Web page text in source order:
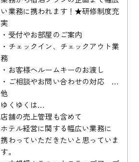
い業務に携われます！★研修制度充
実
・受付やお部屋のご案内
・チェックイン、チェックアウト業
務
・お客様へルームキーのお渡し
・ご相談やお問い合わせの対応 …
他
ゆくゆくは…
店舗の売上管理も含めて
ホテル経営に関する幅広い業務に
携わっていただきたいと思っていま
す。